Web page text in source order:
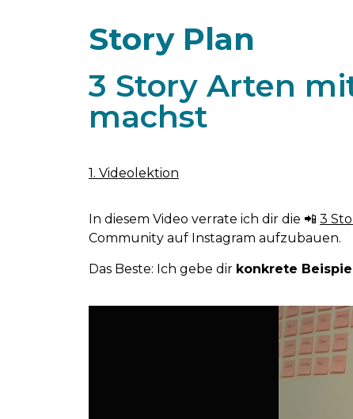
Story Plan
3 Story Arten
machst
1. Videolektion
In diesem Video verrate ich dir die 📲 3
Community auf Instagram aufzubauen.
Das Beste: Ich gebe dir konkrete